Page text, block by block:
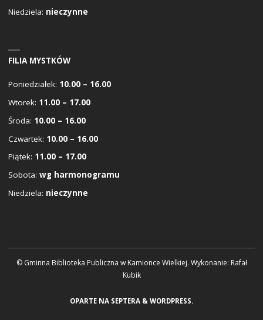
Niedziela: nieczynne
FILIA MYSTKÓW
Poniedziałek: 10.00 – 16.00
Wtorek: 11.00 – 17.00
Środa: 10.00 – 16.00
Czwartek: 10.00 – 16.00
Piątek: 11.00 – 17.00
Sobota: wg harmonogramu
Niedziela: nieczynne
© Gminna Biblioteka Publiczna w Kamionce Wielkiej. Wykonanie: Rafał
Kubik
OPARTE NA SEPTERA & WORDPRESS.